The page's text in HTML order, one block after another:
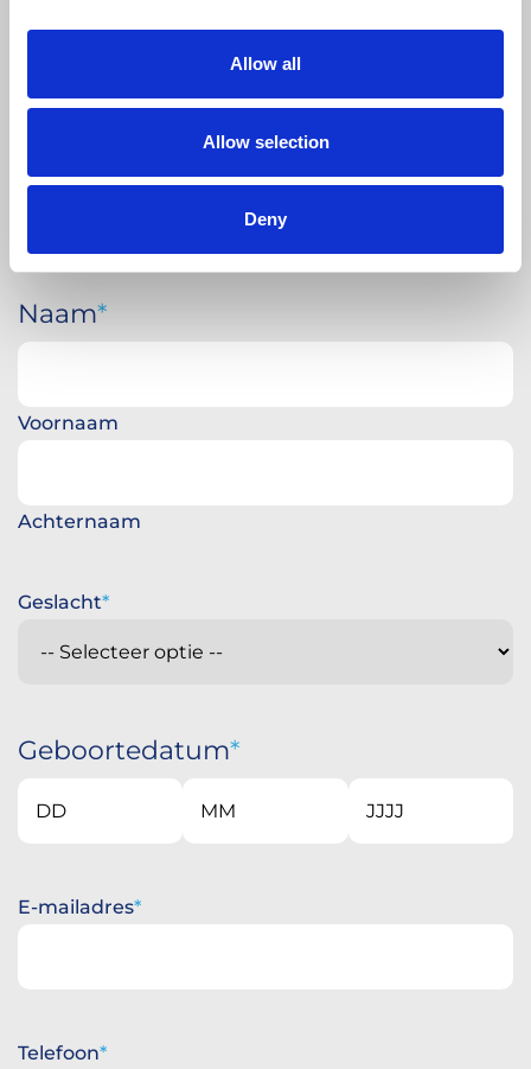
Allow all
Allow selection
Deny
Naam
Voornaam
Achternaam
Geslacht
Geboortedatum
E-mailadres
Telefoon